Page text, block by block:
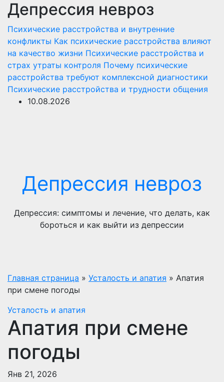
Перейти
содержимому
Депрессия невроз
Психические расстройства и внутренние
конфликты Как психические расстройства влияют
на качество жизни Психические расстройства и
страх утраты контроля Почему психические
расстройства требуют комплексной диагностики
Психические расстройства и трудности общения
10.08.2026
Депрессия невроз
Депрессия: симптомы и лечение, что делать, как
бороться и как выйти из депрессии
Главная страница » Усталость и апатия » Апатия
при смене погоды
Усталость и апатия
Апатия при смене
погоды
Янв 21, 2026